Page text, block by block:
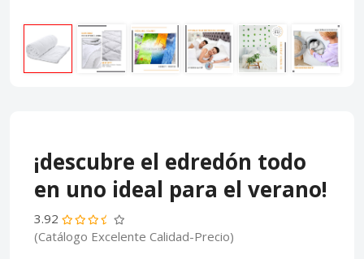
¡descubre el edredón todo
en uno ideal para el verano!
3.92
(Catálogo Excelente Calidad-Precio)